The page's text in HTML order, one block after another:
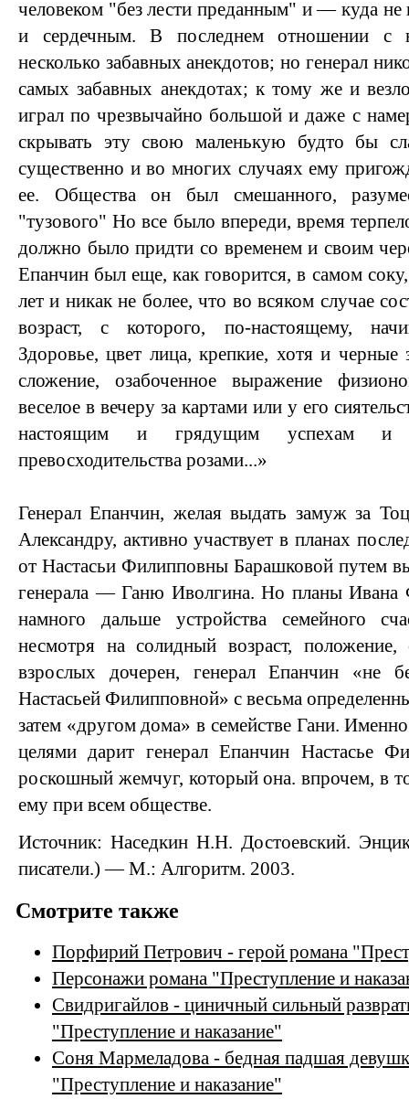
человеком "без лести преданным" и — куда
и сердечным. В последнем отношении с
несколько забавных анекдотов; но генерал
самых забавных анекдотах; к тому же и
играл по чрезвычайно большой и даже с
скрывать эту свою маленькую будто бы
существенно и во многих случаях ему
ее. Общества он был смешанного,
"тузового" Но все было впереди, время
должно было придти со временем и своим
Епанчин был еще, как говорится, в самом
лет и никак не более, что во всяком случае
возраст, с которого, по-настоящему,
Здоровье, цвет лица, крепкие, хотя и черные
сложение, озабоченное выражение
веселое в вечеру за картами или у его
настоящим и грядущим успехам и
превосходительства розами...»
Генерал Епанчин, желая выдать замуж за
Александру, активно участвует в планах
от Настасьи Филипповны Барашковой путем
генерала — Ганю Иволгина. Но планы Ивана
намного дальше устройства семейного
несмотря на солидный возраст,
взрослых дочерен, генерал Епанчин «не
Настасьей Филипповной» с весьма
затем «другом дома» в семействе Гани.
целями дарит генерал Епанчин Настасье
роскошный жемчуг, который она. впрочем, в
ему при всем обществе.
Источник: Наседкин H.H. Достоевский.
писатели.) — М.: Алгоритм. 2003.
Смотрите также
Порфирий Петрович - герой романа
Персонажи романа "Преступление и
Свидригайлов - циничный сильный
"Преступление и наказание"
Соня Мармеладова - бедная падшая
"Преступление и наказание"